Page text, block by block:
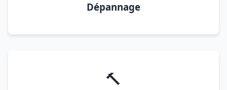
Dépannage
🔨